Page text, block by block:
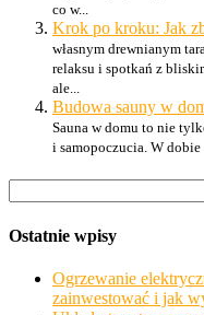
co w...
Krok po kroku: Jak
własnym drewnianym
relaksu i spotkań z
ale...
Budowa sauny w
Sauna w domu to nie
i samopoczucia. W dobie
Ostatnie wpisy
Ogrzewanie
zainwestować i jak